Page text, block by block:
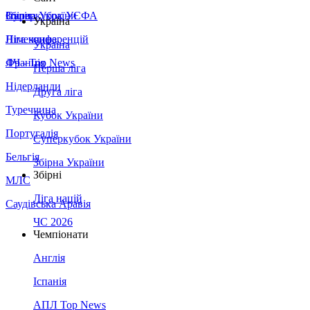
Збірна України
Італія
Німеччина
Франція
Нідерланди
Туреччина
Португалія
Бельгія
МЛС
Саудівська Аравія
Суперкубок УЄФА
Ліга конференцій
ЛЧ - Top News
Україна
Україна
Перша ліга
Друга ліга
Кубок України
Суперкубок України
Збірна України
Збірні
Ліга націй
ЧС 2026
Чемпіонати
Англія
Іспанія
АПЛ Top News